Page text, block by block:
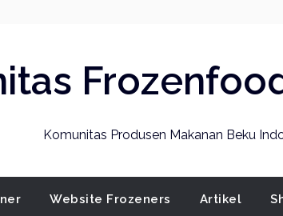
Komunitas Produsen Makanan Beku
Website Frozeners Artikel